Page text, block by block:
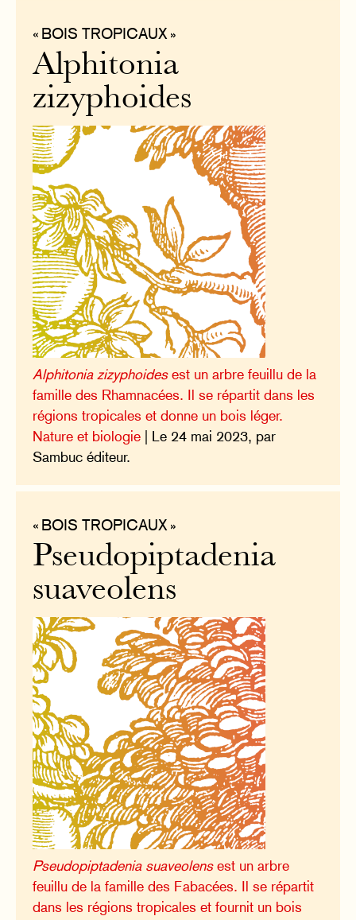
« BOIS TROPICAUX »
Alphitonia
zizyphoides
Alphitonia zizyphoidesest un arbre feuillu de la
famille des Rhamnacées. Il se répartit dans les
régions tropicales et donne un bois léger.
Nature et biologie | Le 24 mai 2023, par
Sambuc éditeur.
« BOIS TROPICAUX »
Pseudopiptadenia
suaveolens
Pseudopiptadenia suaveolensest un arbre
feuillu de la famille des Fabacées. Il se répartit
dans les régions tropicales et fournit un bois